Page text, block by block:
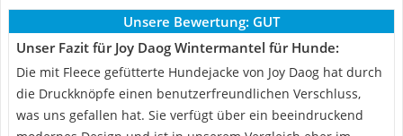
Unsere Bewertung: GUT
Unser Fazit für Joy Daog Wintermantel für Hunde:
Die mit Fleece gefütterte Hundejacke von Joy Daog hat durch
die Druckknöpfe einen benutzerfreundlichen Verschluss,
was uns gefallen hat. Sie verfügt über ein beeindruckend